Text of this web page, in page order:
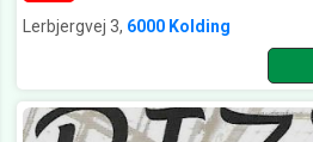
Lerbjergvej 3, 6000 Kolding